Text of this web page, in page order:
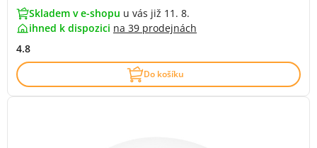
Skladem v e-shopu u vás již 11. 8.
ihned k dispozici na 39 prodejnách
4.8
Do košíku